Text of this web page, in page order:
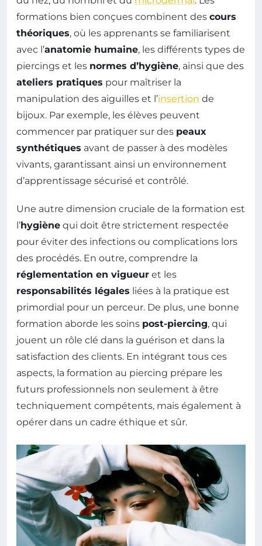
formations bien conçues combinent des cours
théoriques, où les apprenants se familiarisent
avec l’anatomie humaine, les différents types de
piercings et les normes d’hygiène, ainsi que des
ateliers pratiques pour maîtriser la
manipulation des aiguilles et l’insertion de
bijoux. Par exemple, les élèves peuvent
commencer par pratiquer sur des peaux
synthétiques avant de passer à des modèles
vivants, garantissant ainsi un environnement
d’apprentissage sécurisé et contrôlé.
Une autre dimension cruciale de la formation est
l’hygiène qui doit être strictement respectée
pour éviter des infections ou complications lors
des procédés. En outre, comprendre la
réglementation en vigueur et les
responsabilités légales liées à la pratique est
primordial pour un perceur. De plus, une bonne
formation aborde les soins post-piercing, qui
jouent un rôle clé dans la guérison et dans la
satisfaction des clients. En intégrant tous ces
aspects, la formation au piercing prépare les
futurs professionnels non seulement à être
techniquement compétents, mais également à
opérer dans un cadre éthique et sûr.